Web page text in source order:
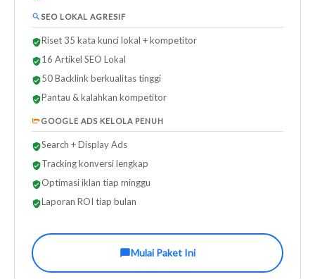
SEO LOKAL AGRESIF
Riset 35 kata kunci lokal + kompetitor
16 Artikel SEO Lokal
50 Backlink berkualitas tinggi
Pantau & kalahkan kompetitor
GOOGLE ADS KELOLA PENUH
Search + Display Ads
Tracking konversi lengkap
Optimasi iklan tiap minggu
Laporan ROI tiap bulan
Mulai Paket Ini